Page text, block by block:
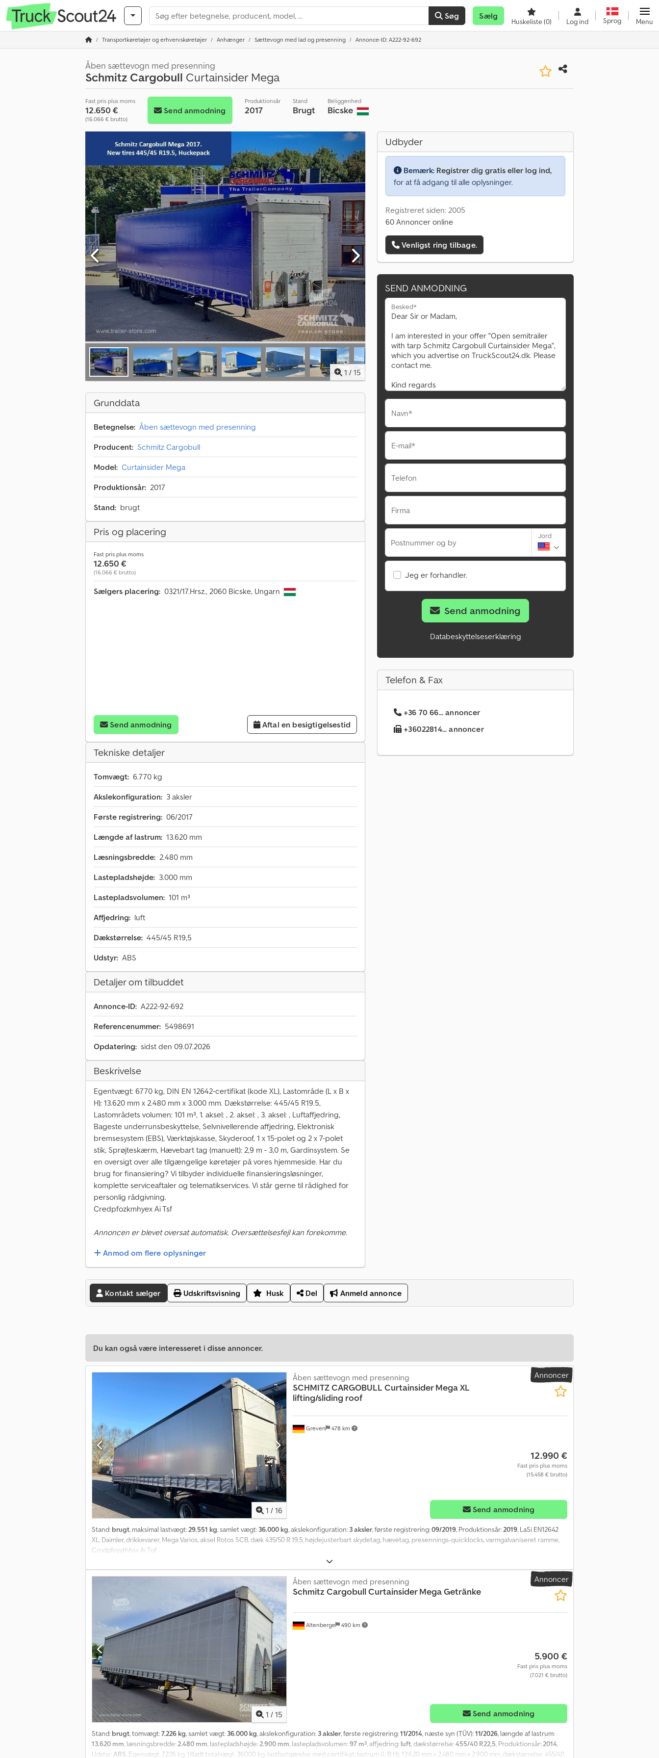
Søg Sælg
Huskeliste(0) Log ind Sprog Menu
Transportkøretøjer og erhvervskøretøjer Anhænger Sættevogn med lad og presenning Annonce-ID: A222-92-692
Åben sættevogn med presenning
Schmitz Cargobull Curtainsider Mega
Fast pris plus moms
12.650 €
(16.066 € brutto)
Send anmodning
Produktionsår
2017
Stand
Brugt
Beliggenhed
Bicske
1 / 15
Grunddata
Betegnelse: Åben sættevogn med presenning
Producent: Schmitz Cargobull
Model: Curtainsider Mega
Produktionsår: 2017
Stand: brugt
Pris og placering
Fast pris plus moms
12.650 €
(16.066 € brutto)
Sælgers placering: 0321/17.Hrsz., 2060 Bicske, Ungarn
Send anmodning Aftal en besigtigelsestid
Tekniske detaljer
Tomvægt: 6.770 kg
Akslekonfiguration: 3 aksler
Første registrering: 06/2017
Længde af lastrum: 13.620 mm
Læsningsbredde: 2.480 mm
Lastepladshøjde: 3.000 mm
Lastepladsvolumen: 101 m³
Affjedring: luft
Dækstørrelse: 445/45 R19,5
Udstyr: ABS
Detaljer om tilbuddet
Annonce-ID: A222-92-692
Referencenummer: 5498691
Opdatering: sidst den 09.07.2026
Beskrivelse
Egentvægt: 6770 kg, DIN EN 12642-certifikat (kode XL), Lastområde (L x B x
H): 13.620 mm x 2.480 mm x 3.000 mm. Dækstørrelse: 445/45 R19.5,
Lastområdets volumen: 101 m³, 1. aksel: , 2. aksel: , 3. aksel: , Luftaffjedring,
Bageste underrunsbeskyttelse, Selvnivellerende affjedring, Elektronisk
bremsesystem (EBS), Værktøjskasse, Skyderoof, 1 x 15-polet og 2 x 7-polet
stik, Sprøjteskærm, Hævebart tag (manuelt): 2,9 m - 3,0 m, Gardinsystem. Se
en oversigt over alle tilgængelige køretøjer på vores hjemmeside. Har du
brug for finansiering? Vi tilbyder individuelle finansieringsløsninger,
komplette serviceaftaler og telematikservices. Vi står gerne til rådighed for
personlig rådgivning.
Credpfozkmhyex Ai Tsf
Annoncen er blevet oversat automatisk. Oversættelsesfejl kan forekomme.
Anmod om flere oplysninger
Udbyder
Bemærk: Registrer dig gratis eller log ind,
for at få adgang til alle oplysninger.
Registreret siden: 2005
60 Annoncer online
Venligst ring tilbage.
SEND ANMODNING
Besked*
Navn*
E-mail*
Telefon
Firma
Postnummer og by
Jord
Jeg er forhandler.
Send anmodning
Databeskyttelseserklæring
Telefon & Fax
+36 70 66... annoncer
+36022814... annoncer
Kontakt sælger Udskriftsvisning Husk Del Anmeld annonce
Du kan også være interesseret i disse annoncer.
Annoncer
1 / 16
Greven 478 km
Åben sættevogn med presenning
SCHMITZ CARGOBULL Curtainsider Mega XL
lifting/sliding roof
12.990 €
Fast pris plus moms
(15.458 € brutto)
Send anmodning
Stand: brugt, maksimal lastvægt:29.551 kg, samlet vægt: 36.000 kg, akslekonfiguration: 3 aksler, første registrering:09/2019, Produktionsår:2019, LaSi EN12642
XL, Daimler, drikkevarer, Mega Varios, aksel Rotos SCB, dæk 435/50 R 19,5, højdejusterbart skydetag, hævetag, presennings-quicklocks, varmgalvaniseret ramme,
Crodpfoyythhsx Ai Tof
Annoncer
1 / 15
Altenberge 490 km
Åben sættevogn med presenning
Schmitz CargobullCurtainsider Mega Getränke
5.900 €
Fast pris plus moms
(7.021 € brutto)
Send anmodning
Stand: brugt, tomvægt:7.226 kg, samlet vægt: 36.000 kg, akslekonfiguration: 3 aksler, første registrering:11/2014, næste syn (TÜV):11/2026, længde af lastrum:
13.620 mm, læsningsbredde:2.480 mm, lastepladshøjde:2.900 mm, lastepladsvolumen:97 m³, affjedring: luft, dækstørrelse:455/40 R22,5, Produktionsår:2014,
Udstyr: ABS, Egenvægt: 7226 kg, tilladt totalvægt: 36000 kg, lastfastgørelse med certifikat, lastrum (L B H): 13.620 mm x 2.480 mm x 2.900 mm, dækstørrelse: 455/40